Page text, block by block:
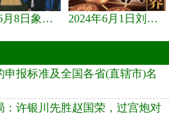
2024年6月8日象棋世界，刘君、蒋川讲解了第九届杨官璘杯全国象棋... 2024年6月1日刘君、蒋川讲解第三届上海杯象棋大师赛谢靖与李少庚...
报标准及全国各省(直辖市)名
：许银川先胜赵国荣，过宫炮对